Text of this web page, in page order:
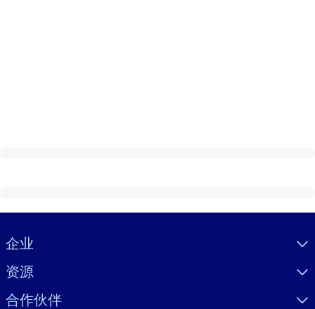
Visually hidden Text
企业
资源
合作伙伴